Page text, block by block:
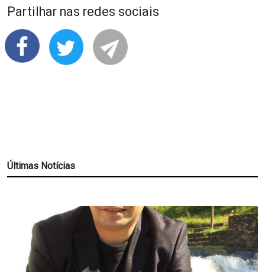
Partilhar nas redes sociais
Últimas Notícias